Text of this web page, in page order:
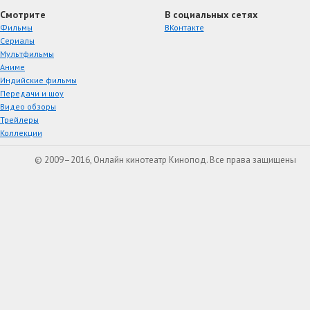
Смотрите
Фильмы
Сериалы
Мультфильмы
Аниме
Индийские фильмы
Передачи и шоу
Видео обзоры
Трейлеры
Коллекции
В социальных сетях
ВКонтакте
© 2009–2016, Онлайн кинотеатр Кинопод. Все права защищены